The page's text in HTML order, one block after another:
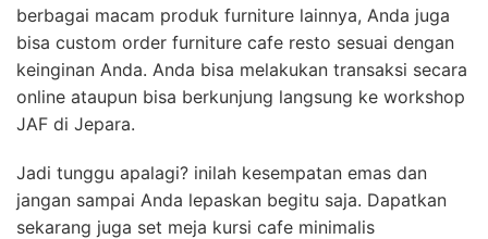
berbagai macam produk furniture lainnya, Anda juga
bisa custom order furniture cafe resto sesuai dengan
keinginan Anda. Anda bisa melakukan transaksi secara
online ataupun bisa berkunjung langsung ke workshop
JAF di Jepara.
Jadi tunggu apalagi? inilah kesempatan emas dan
jangan sampai Anda lepaskan begitu saja. Dapatkan
sekarang juga set meja kursi cafe minimalis